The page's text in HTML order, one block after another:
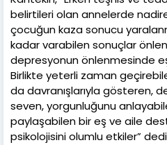
belirtileri olan annelerde
çocuğun kaza sonucu
kadar varabilen sonuçlar
depresyonun önlenmesinde
Birlikte yeterli zaman
da davranışlarıyla gösteren,
seven, yorgunluğunu
paylaşabilen bir eş ve aile
psikolojisini olumlu etkiler”